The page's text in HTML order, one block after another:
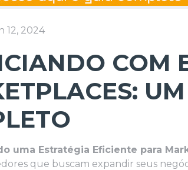
12, 2024
COM
uma Estratégia Eficiente para
que buscam expandir seus